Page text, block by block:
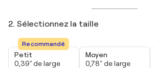
2. Sélectionnez la taille
Recommandé
Petit
0,39" de large
Moyen
0,78" de large